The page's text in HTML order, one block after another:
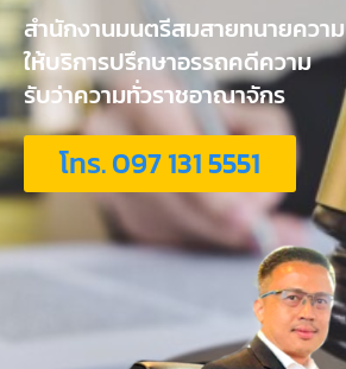
สำนักงานมนตรีสมสายทนายความ
ให้บริการปรึกษาอรรถคดีความ
รับว่าความทั่วราชอาณาจักร
โทร. 097 131 5551